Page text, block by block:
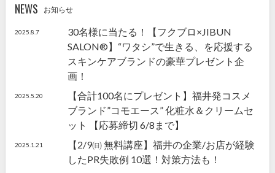
NEWS お知らせ
2025.8.7
30名様に当たる！【フクブロ×JIBUN
SALON®】“ワタシ”で生きる、を応援する
スキンケアブランドの豪華プレゼント企
画！
2025.5.20
【合計100名にプレゼント】福井発コスメ
ブランド”コモエース” 化粧水＆クリームセ
ット 【応募締切 6/8まで】
2025.1.21
【2/9㈰ 無料講座】福井の企業/お店が経験
したPR失敗例 10選！対策方法も！